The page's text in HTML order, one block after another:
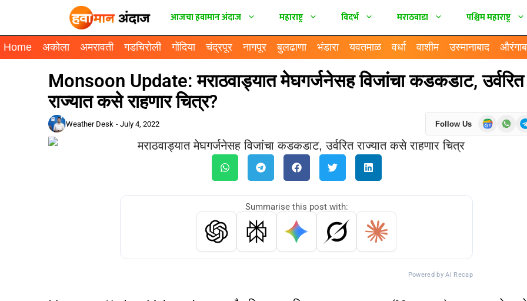
आजचा हवामान अंदाज महाराष्ट्र विदर्भ मराठवाडा पश्चिम महाराष्ट्र
Home अकोला अमरावती गडचिरोली गोंदिया चंद्रपूर नागपूर बुलढाणा भंडारा यवतमाळ वर्धा वाशीम उस्मानाबाद
Monsoon Update: मराठवाड्यात मेघगर्जनेसह विजांचा कडकडाट, उर्वरित
राज्यात कसे राहणार चित्र?
Weather Desk - July 4, 2022 Follow Us
Summarise this post with:
Powered by AI Recap